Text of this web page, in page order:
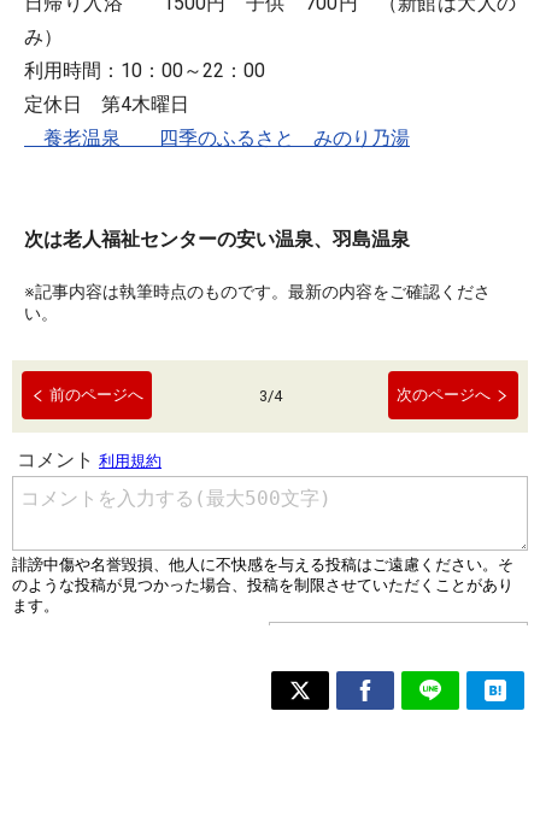
み）
利用時間：10：00～22：00
定休日 第4木曜日
養老温泉 四季のふるさと みのり乃湯
次は老人福祉センターの安い温泉、羽島温泉
※記事内容は執筆時点のものです。最新の内容をご確認くださ
い。
前のページへ 3/4 次のページへ